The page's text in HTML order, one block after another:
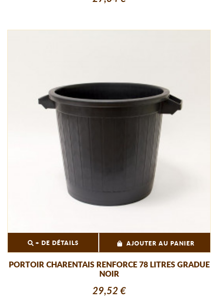
+ DE DÉTAILS AJOUTER AU PANIER
PORTOIR CHARENTAIS RENFORCE 78 LITRES GRADUE
NOIR
29,52 €